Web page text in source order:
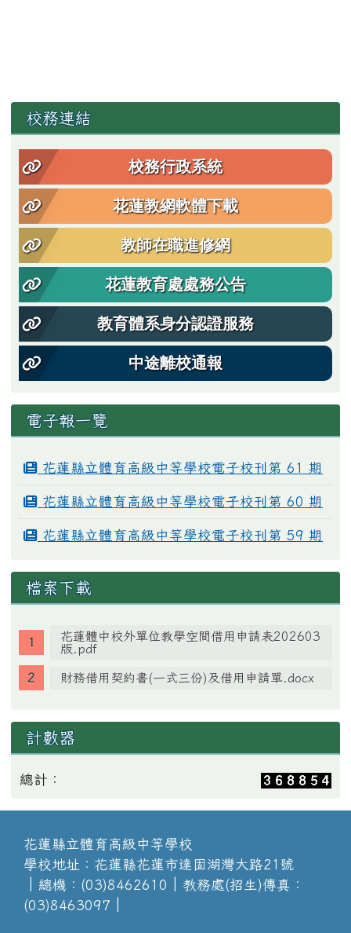
左邊區域內容
校務連結
校務行政系統
花蓮教網軟體下載
教師在職進修網
花蓮教育處處務公告
教育體系身分認證服務
中途離校通報
電子報一覽
花蓮縣立體育高級中等學校電子校刊第 61 期
花蓮縣立體育高級中等學校電子校刊第 60 期
花蓮縣立體育高級中等學校電子校刊第 59 期
檔案下載
花蓮體中校外單位教學空間借用申請表202603
版.pdf
財務借用契約書(一式三份)及借用申請單.docx
計數器
總計：
花蓮縣立體育高級中等學校
學校地址：花蓮縣花蓮市達固湖灣大路21號
│總機：(03)8462610│教務處(招生)傳真：
(03)8463097│